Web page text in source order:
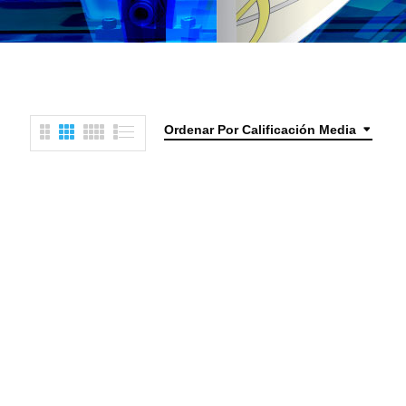
Ordenar Por Calificación Media